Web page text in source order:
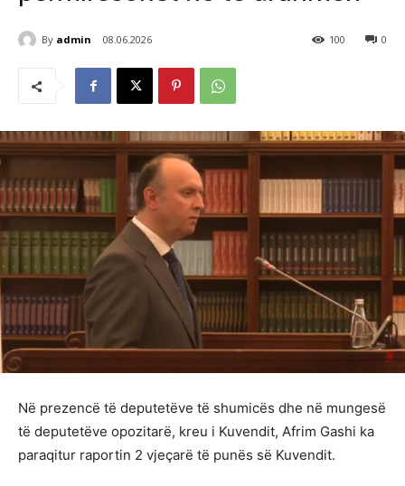
By admin 08.06.2026 0
100
Në prezencë të deputetëve të shumicës dhe në mungesë
të deputetëve opozitarë, kreu i Kuvendit, Afrim Gashi ka
paraqitur raportin 2 vjeçarë të punës së Kuvendit.